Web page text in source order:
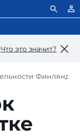
Что это значит?
Финляндии